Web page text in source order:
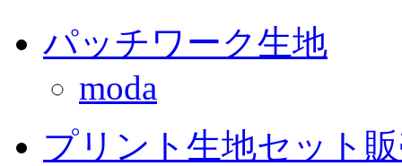
パッチワーク生地
moda
プリント生地セット